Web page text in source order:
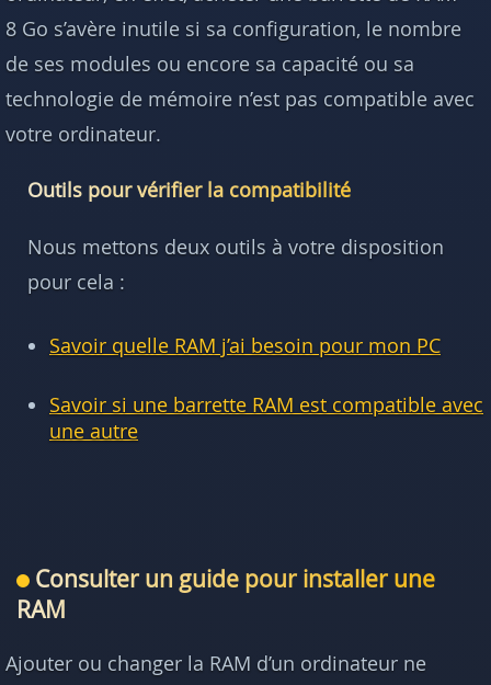
8 Go s’avère inutile si sa configuration, le nombre
de ses modules ou encore sa capacité ou sa
technologie de mémoire n’est pas compatible avec
votre ordinateur.
Outils pour vérifier la compatibilité
Nous mettons deux outils à votre disposition
pour cela :
Savoir quelle RAM j’ai besoin pour mon PC
Savoir si une barrette RAM est compatible avec
une autre
Consulter un guide pour installer une
RAM
Ajouter ou changer la RAM d’un ordinateur ne